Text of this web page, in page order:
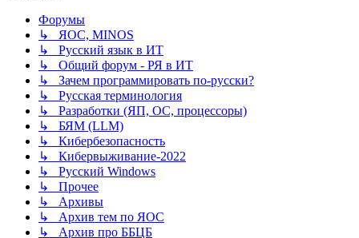
Форумы
↳ ЯОС, MINOS
↳ Русский язык в ИТ
↳ Общий форум - РЯ в ИТ
↳ Зачем программировать по-русски?
↳ Русская терминология
↳ Разработки (ЯП, ОС, процессоры)
↳ БЯМ (LLM)
↳ Кибербезопасность
↳ Кибервыживание-2022
↳ Русский Windows
↳ Прочее
↳ Архивы
↳ Архив тем по ЯОС
↳ Архив про ББЦБ